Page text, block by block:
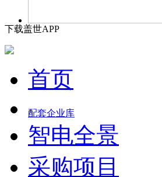
下载盖世APP
首页
配套企业库
智电全景
采购项目